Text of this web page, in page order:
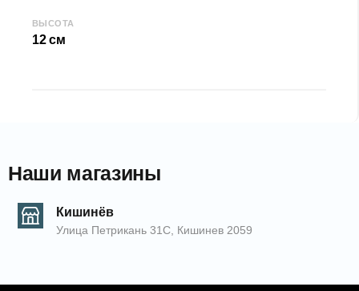
АРТИКУЛ: 06175
ВЫСОТА
12 см
Наши магазины
Кишинёв
Улица Петрикань 31С, Кишинев 2059